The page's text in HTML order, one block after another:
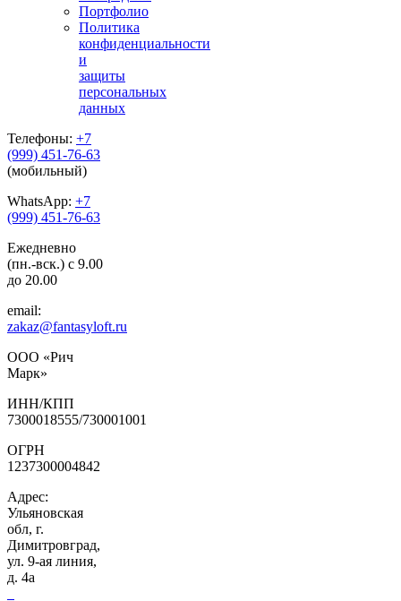
Портфолио
Политика
конфиденциальности
и
защиты
персональных
данных
Телефоны: +7
(999) 451-76-63
(мобильный)
WhatsApp: +7
(999) 451-76-63
Ежедневно
(пн.-вск.) с 9.00
до 20.00
email:
zakaz@fantasyloft.ru
ООО «Рич
Марк»
ИНН/КПП
7300018555/730001001
ОГРН
1237300004842
Адрес:
Ульяновская
обл, г.
Димитровград,
ул. 9-ая линия,
д. 4а